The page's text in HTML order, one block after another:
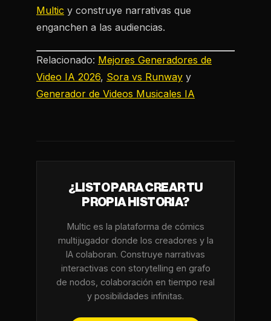
Multic y construye narrativas que
enganchen a las audiencias.
Relacionado: Mejores Generadores de
Video IA 2026, Sora vs Runway y
Generador de Videos Musicales IA
¿LISTO PARA CREAR TU
PROPIA HISTORIA?
Multic es la plataforma de cómics
multijugador donde los creadores y la
IA colaboran. Construye narrativas
interactivas con storytelling en grafo
de nodos, colaboración en tiempo real
y posibilidades infinitas.